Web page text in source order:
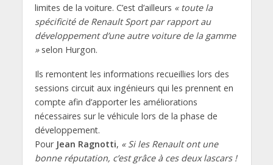
limites de la voiture. C’est d’ailleurs « toute la
spécificité de Renault Sport par rapport au
développement d’une autre voiture de la gamme
»selon Hurgon.
Ils remontent les informations recueillies lors des
sessions circuit aux ingénieurs qui les prennent en
compte afin d’apporter les améliorations
nécessaires sur le véhicule lors de la phase de
développement.
Pour Jean Ragnotti, « Si les Renault ont une
bonne réputation, c’est grâce à ces deux lascars !